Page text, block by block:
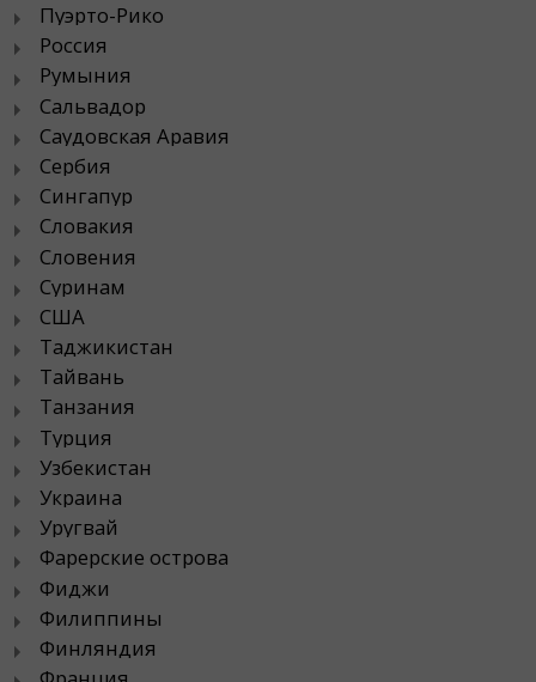
Пуэрто-Рико
Россия
Румыния
Сальвадор
Саудовская Аравия
Сербия
Сингапур
Словакия
Словения
Суринам
США
Таджикистан
Тайвань
Танзания
Турция
Узбекистан
Украина
Уругвай
Фарерские острова
Фиджи
Филиппины
Финляндия